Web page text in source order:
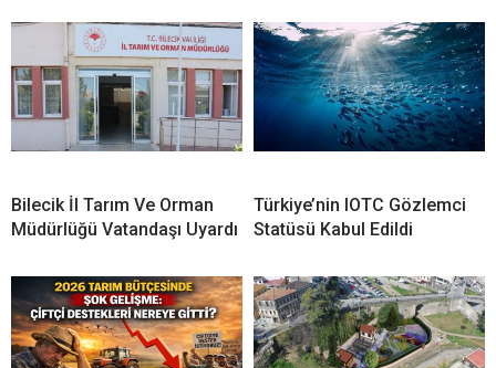
Bilecik İl Tarım Ve Orman
Müdürlüğü Vatandaşı Uyardı
Türkiye’nin IOTC Gözlemci
Statüsü Kabul Edildi